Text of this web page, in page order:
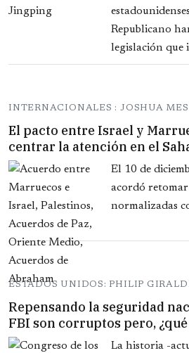
Republicano
legislación que
INTERNACIONALES : JOSHUA
El pacto entre Israel y
centrar la atención en el
El 10 de
acordó
normalizadas
ESTADOS UNIDOS: PHILIP
Repensando la seguridad
FBI son corruptos pero,
La historia -